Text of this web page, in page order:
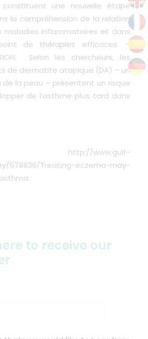
une nouvelle étape
la compréhension de la relation
maladies inflammatoires et dans
de thérapies efficaces. –
Selon les chercheurs, les
de dermatite atopique (DA) – un
de la peau – présentent un risque
de l’asthme plus tard dans
http://www.gulf-
578836/Treating-eczema-may-
to receive our